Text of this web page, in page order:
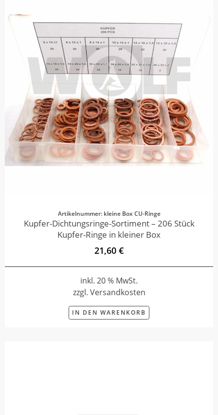
Artikelnummer: kleine Box CU-Ringe
Kupfer-Dichtungsringe-Sortiment – 206 Stück
Kupfer-Ringe in kleiner Box
21,60 €
inkl. 20 % MwSt.
zzgl. Versandkosten
IN DEN WARENKORB